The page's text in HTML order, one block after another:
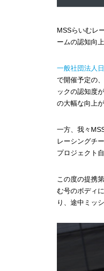
MSSらいむレ
ームの認知向
一般社団法人
で開催予定の
ックの認知度
の大幅な向上
一方、我々
レーシングチ
プロジェクト
この度の提携
む号のボディ
り、途中ミッ